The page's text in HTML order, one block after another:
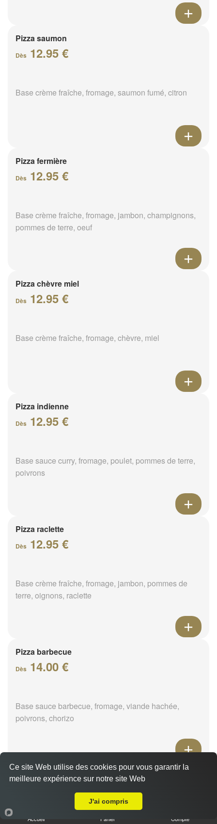
Pizza saumon
Dès 12.95 €
Base crème fraîche, fromage, saumon fumé, citron
Pizza fermière
Dès 12.95 €
Base crème fraîche, fromage, jambon, champignons,
pommes de terre, oeuf
Pizza chèvre miel
Dès 12.95 €
Base crème fraîche, fromage, chèvre, miel
Pizza indienne
Dès 12.95 €
Base sauce curry, fromage, poulet, pommes de terre,
poivrons
Pizza raclette
Dès 12.95 €
Base crème fraîche, fromage, jambon, pommes de
terre, oignons, raclette
Pizza barbecue
Dès 14.00 €
Base sauce barbecue, fromage, viande hachée,
poivrons, chorizo
Pizza cannibale
Accueil Panier Compte
Ce site Web utilise des cookies pour vous garantir la
meilleure expérience sur notre site Web
J'ai compris